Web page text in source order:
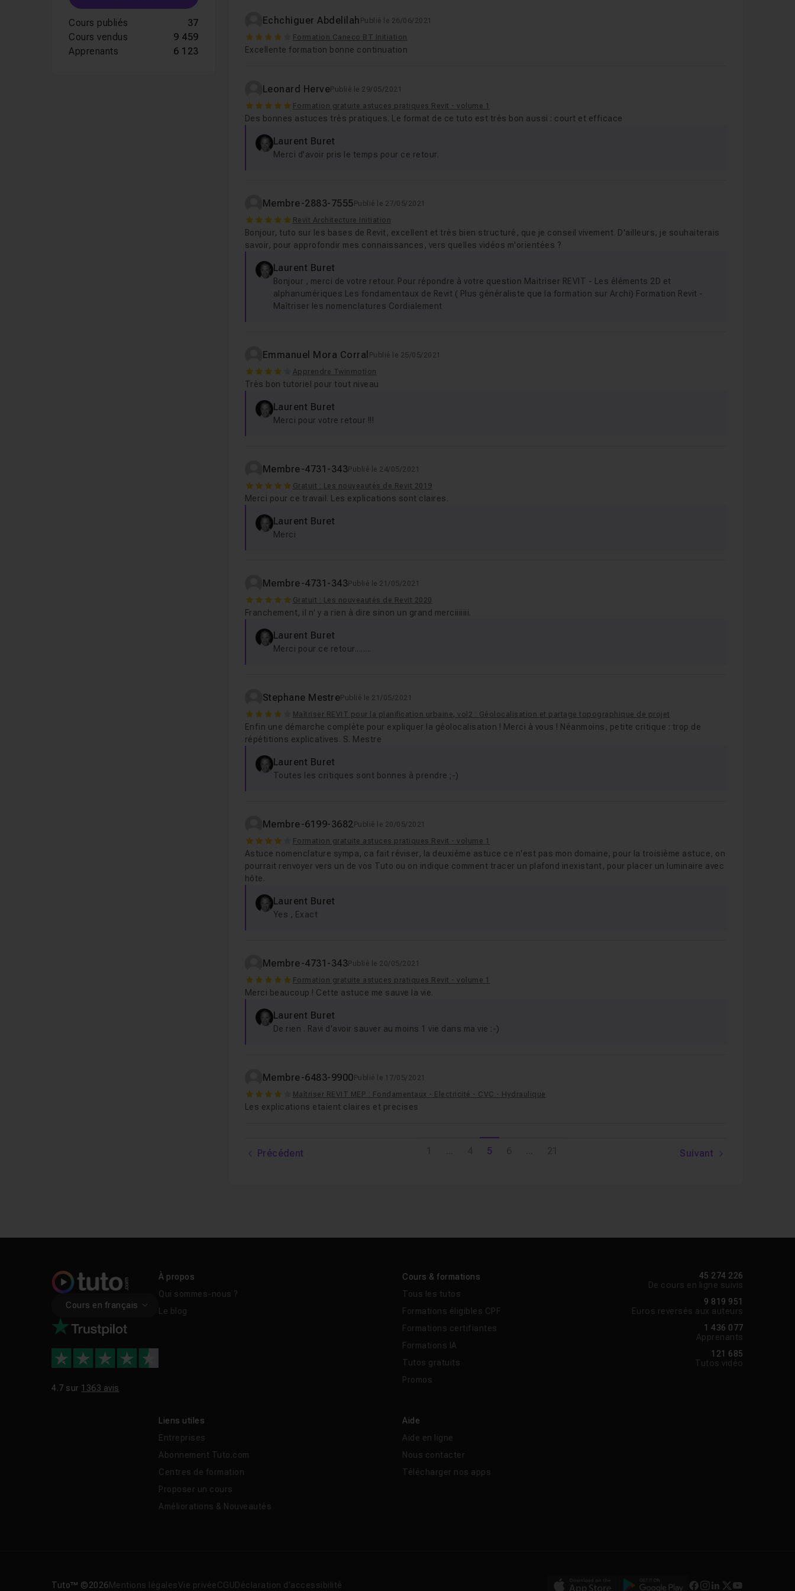
Cours publiés
37
Cours vendus
9 459
Apprenants
6 123
Echchiguer Abdelilah Publié le 26/06/2021
4 Formation Caneco BT Initiation
Excellente formation bonne continuation
Leonard HervePublié le 29/05/2021
5 Formation gratuite astuces pratiques Revit - volume 1
Des bonnes astuces très pratiques. Le format de ce tuto est très bon aussi : court et efficace
Laurent Buret
Merci d'avoir pris le temps pour ce retour.
Membre-2883-7555 Publié le 27/05/2021
5 Revit Architecture Initiation
Bonjour, tuto sur les bases de Revit, excellent et très bien structuré, que je conseil vivement. D'ailleurs, je souhaiterais
savoir, pour approfondir mes connaissances, vers quelles vidéos m'orientées ?
Laurent Buret
Bonjour , merci de votre retour. Pour répondre à votre question Maitriser REVIT - Les éléments 2D et
alphanumériques Les fondamentaux de Revit ( Plus généraliste que la formation sur Archi) Formation Revit -
Maîtriser les nomenclatures Cordialement
Emmanuel Mora Corral Publié le 25/05/2021
4 Apprendre Twinmotion
Très bon tutoriel pour tout niveau
Laurent Buret
Merci pour votre retour !!!
Membre-4731-343Publié le 24/05/2021
5 Gratuit : Les nouveautés de Revit 2019
Merci pour ce travail. Les explications sont claires.
Laurent Buret
Merci
Membre-4731-343Publié le 21/05/2021
5 Gratuit : Les nouveautés de Revit 2020
Franchement, il n' y a rien à dire sinon un grand merciiiiiii.
Laurent Buret
Merci pour ce retour........
Stephane MestrePublié le 21/05/2021
4 Maîtriser REVIT pour la planification urbaine, vol2 : Géolocalisation et partage topographique de projet
Enfin une démarche complète pour expliquer la géolocalisation ! Merci à vous ! Néanmoins, petite critique : trop de
répétitions explicatives. S. Mestre
Laurent Buret
Toutes les critiques sont bonnes à prendre ;-)
Membre-6199-3682 Publié le 20/05/2021
4 Formation gratuite astuces pratiques Revit - volume 1
Astuce nomenclature sympa, ca fait réviser, la deuxième astuce ce n'est pas mon domaine, pour la troisième astuce, on
pourrait renvoyer vers un de vos Tuto ou on indique comment tracer un plafond inexistant, pour placer un luminaire avec
hôte.
Laurent Buret
Yes , Exact
Membre-4731-343Publié le 20/05/2021
5 Formation gratuite astuces pratiques Revit - volume 1
Merci beaucoup ! Cette astuce me sauve la vie.
Laurent Buret
De rien . Ravi d'avoir sauver au moins 1 vie dans ma vie :-)
Membre-6483-9900 Publié le 17/05/2021
4 Maîtriser REVIT MEP : Fondamentaux - Electricité - CVC - Hydraulique
Les explications etaient claires et precises
Précédent 5 Suivant
Cours en français
4.7 sur 1363 avis
À propos
Qui sommes-nous ?
Le blog
Cours & formations
Tous les tutos
Formations éligibles CPF
Formations certifiantes
Formations IA
Tutos gratuits
Promos
Liens utiles
Entreprises
Abonnement Tuto.com
Centres de formation
Proposer un cours
Améliorations & Nouveautés
Aide
Aide en ligne
Nous contacter
Télécharger nos apps
45 274 226
De cours en ligne suivis
9 819 951
Euros reversés aux auteurs
1 436 077
Apprenants
121 685
Tutos vidéo
Tuto™ ©2026Mentions légalesVie privéeCGU Déclaration d’accessibilité